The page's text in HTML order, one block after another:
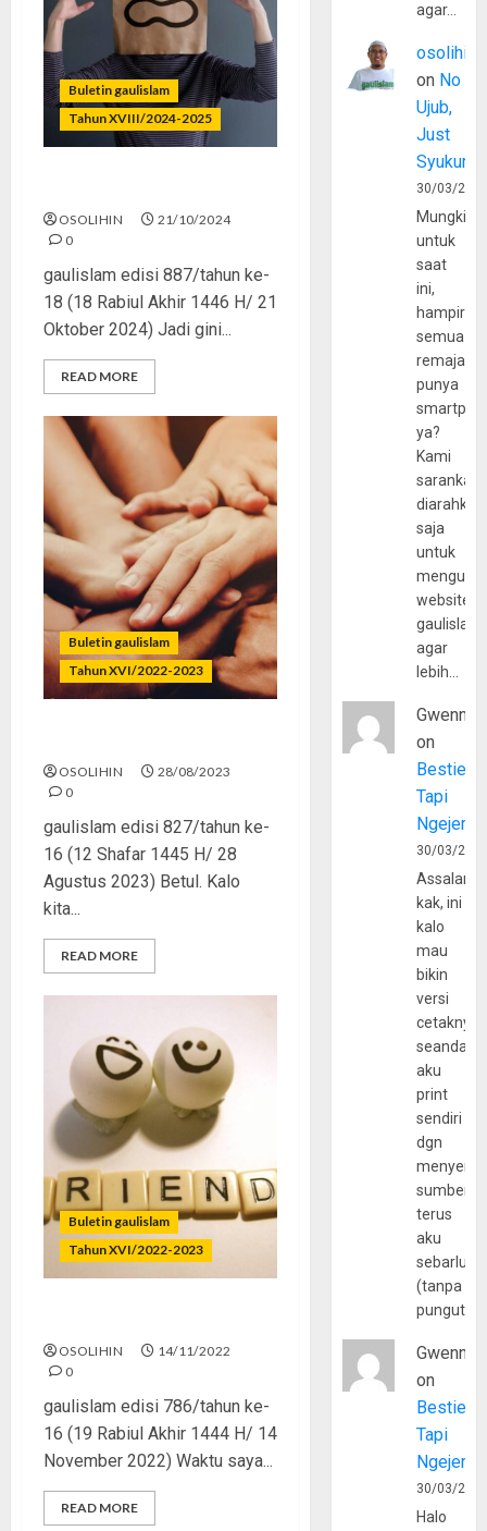
Buletin gaulislam
Tahun XVIII/2024-2025
OSOLIHIN
21/10/2024
0
gaulislam edisi 887/tahun ke-
18 (18 Rabiul Akhir 1446 H/ 21
Oktober 2024) Jadi gini...
READ MORE
Buletin gaulislam
Tahun XVI/2022-2023
OSOLIHIN
28/08/2023
0
gaulislam edisi 827/tahun ke-
16 (12 Shafar 1445 H/ 28
Agustus 2023) Betul. Kalo
kita...
READ MORE
Buletin gaulislam
Tahun XVI/2022-2023
OSOLIHIN
14/11/2022
0
gaulislam edisi 786/tahun ke-
16 (19 Rabiul Akhir 1444 H/ 14
November 2022) Waktu saya...
READ MORE
agar…
osolihin
on No
Ujub,
Just
Syukur
30/03/
Mungkin
untuk
saat
ini,
hampir
semua
remaja
punya
ya?
Kami
sarankan,
diarahkan
saja
untuk
website
agar
lebih…
Gwenny
on
Bestie
Tapi
30/03/
kak, ini
kalo
mau
bikin
versi
cetaknya
aku
print
sendiri
dgn
sumber
terus
aku
(tanpa
Gwenny
on
Bestie
Tapi
30/03/
Halo